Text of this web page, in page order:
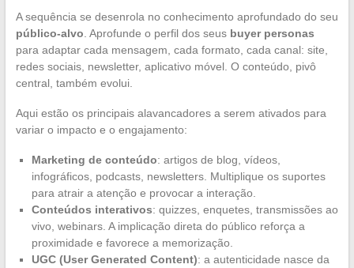
A sequência se desenrola no conhecimento aprofundado do seu
público-alvo . Aprofunde o perfil dos seus buyer personas
para adaptar cada mensagem, cada formato, cada canal: site,
redes sociais, newsletter, aplicativo móvel. O conteúdo, pivô
central, também evolui.
Aqui estão os principais alavancadores a serem ativados para
variar o impacto e o engajamento:
Marketing de conteúdo: artigos de blog, vídeos,
infográficos, podcasts, newsletters. Multiplique os suportes
para atrair a atenção e provocar a interação.
Conteúdos interativos: quizzes, enquetes, transmissões ao
vivo, webinars. A implicação direta do público reforça a
proximidade e favorece a memorização.
UGC (User Generated Content): a autenticidade nasce da